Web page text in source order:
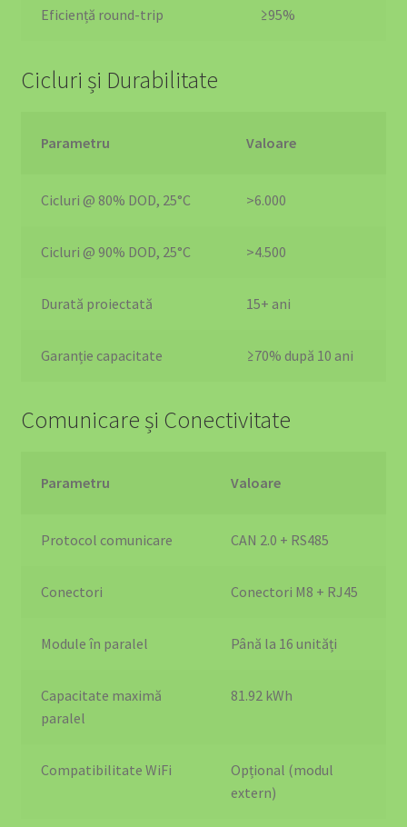
Stații de Încărcare pe Orașe
Stații Încărcare Acasă pentru Mașini Electrice – Cluj-
11kW/22kW | EV4GREEN
Stații Încărcare Mașini Electrice Timișoara | Wallbox
Sustainable Mobility & Energy Infrastructure Advisory
Termeni și Condiții
EV4GREEN
Top 5 Mașini Electrice România 2025
SOLUȚII EV PENTRU RESTAURANTE ȘI CAFENELE
SOLUȚII EV PENTRU BIROURI ȘI COMPANII
Eficiență round-trip ≥95%
Cicluri și Durabilitate
Parametru Valoare
Cicluri @ 80% DOD, 25°C >6.000
Cicluri @ 90% DOD, 25°C >4.500
Durată proiectată 15+ ani
Garanție capacitate ≥70% după 10 ani
Comunicare și Conectivitate
Parametru Valoare
Protocol comunicare CAN 2.0 + RS485
Conectori Conectori M8 + RJ45
Module în paralel Până la 16 unități
Capacitate maximă
paralel
81.92 kWh
Compatibilitate WiFi
Opțional (modul
extern)